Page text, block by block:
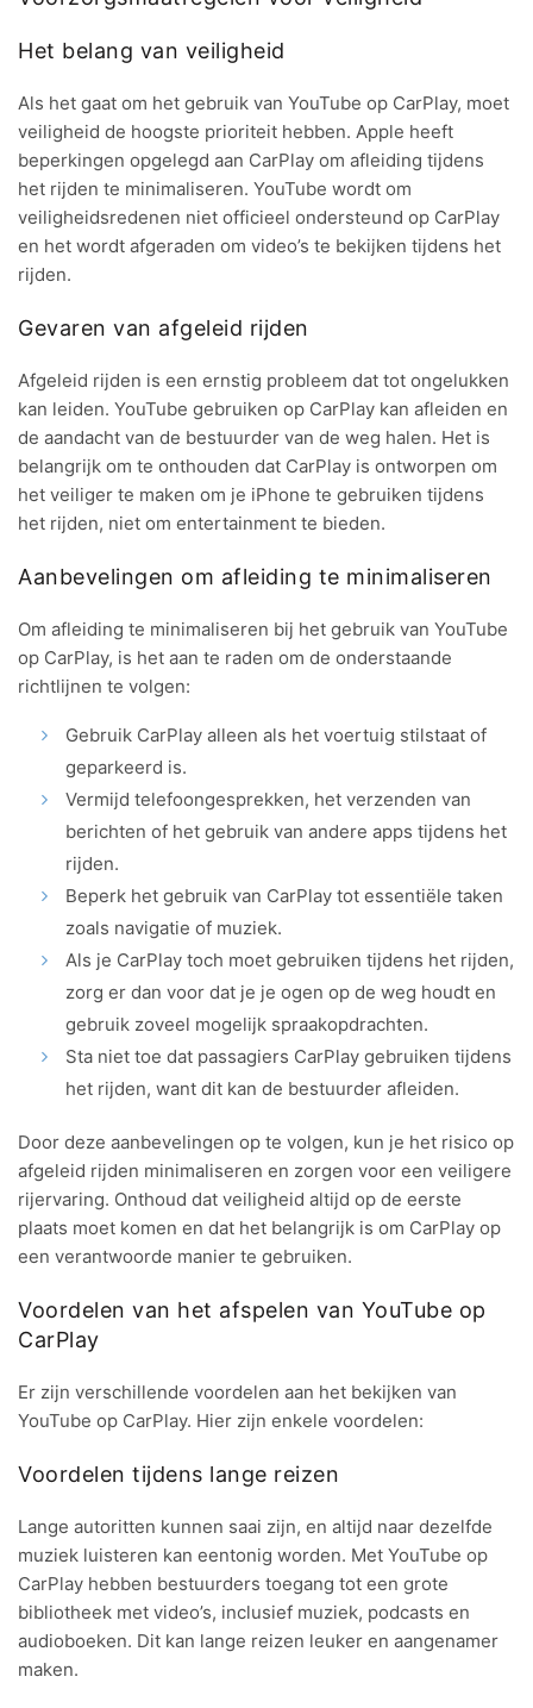
Het belang van veiligheid
Als het gaat om het gebruik van YouTube op CarPlay, moet
veiligheid de hoogste prioriteit hebben. Apple heeft
beperkingen opgelegd aan CarPlay om afleiding tijdens
het rijden te minimaliseren. YouTube wordt om
veiligheidsredenen niet officieel ondersteund op CarPlay
en het wordt afgeraden om video’s te bekijken tijdens het
rijden.
Gevaren van afgeleid rijden
Afgeleid rijden is een ernstig probleem dat tot ongelukken
kan leiden. YouTube gebruiken op CarPlay kan afleiden en
de aandacht van de bestuurder van de weg halen. Het is
belangrijk om te onthouden dat CarPlay is ontworpen om
het veiliger te maken om je iPhone te gebruiken tijdens
het rijden, niet om entertainment te bieden.
Aanbevelingen om afleiding te minimaliseren
Om afleiding te minimaliseren bij het gebruik van YouTube
op CarPlay, is het aan te raden om de onderstaande
richtlijnen te volgen:
Gebruik CarPlay alleen als het voertuig stilstaat of
geparkeerd is.
Vermijd telefoongesprekken, het verzenden van
berichten of het gebruik van andere apps tijdens het
rijden.
Beperk het gebruik van CarPlay tot essentiële taken
zoals navigatie of muziek.
Als je CarPlay toch moet gebruiken tijdens het rijden,
zorg er dan voor dat je je ogen op de weg houdt en
gebruik zoveel mogelijk spraakopdrachten.
Sta niet toe dat passagiers CarPlay gebruiken tijdens
het rijden, want dit kan de bestuurder afleiden.
Door deze aanbevelingen op te volgen, kun je het risico op
afgeleid rijden minimaliseren en zorgen voor een veiligere
rijervaring. Onthoud dat veiligheid altijd op de eerste
plaats moet komen en dat het belangrijk is om CarPlay op
een verantwoorde manier te gebruiken.
Voordelen van het afspelen van YouTube op
CarPlay
Er zijn verschillende voordelen aan het bekijken van
YouTube op CarPlay. Hier zijn enkele voordelen:
Voordelen tijdens lange reizen
Lange autoritten kunnen saai zijn, en altijd naar dezelfde
muziek luisteren kan eentonig worden. Met YouTube op
CarPlay hebben bestuurders toegang tot een grote
bibliotheek met video’s, inclusief muziek, podcasts en
audioboeken. Dit kan lange reizen leuker en aangenamer
maken.